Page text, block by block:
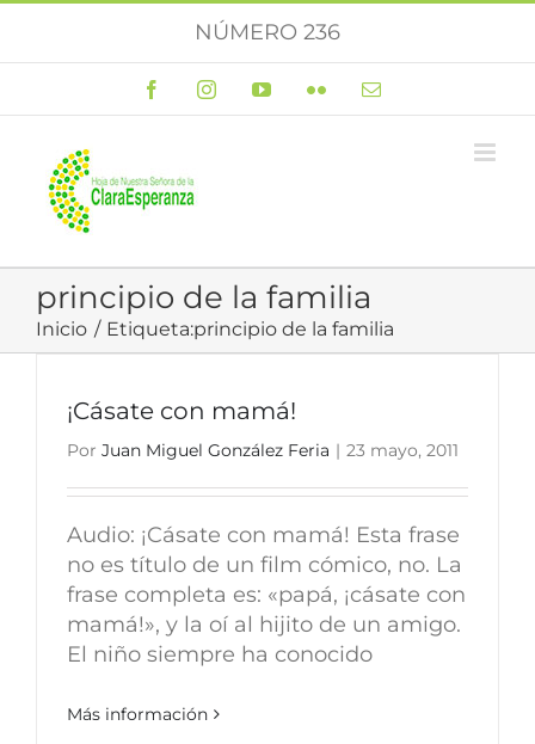
NÚMERO 236
FacebookInstagramYouTubeFlickr Correo
principio de la familia
Inicio Etiqueta:principio de la familia
¡Cásate con mamá!
Por Juan Miguel González Feria | 23 mayo, 2011
Audio: ¡Cásate con mamá! Esta frase
no es título de un film cómico, no. La
frase completa es: «papá, ¡cásate con
mamá!», y la oí al hijito de un amigo.
El niño siempre ha conocido
Más información